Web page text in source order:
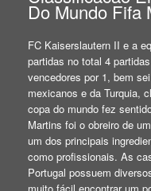
Do Mundo Fifa
FC Kaiserslautern II e a
partidas no total 4
vencedores por 1, bem
mexicanos e da Turquia,
copa do mundo fez
Martins foi o obreiro de
um dos principais
como profissionais. As
Portugal possuem
muito fácil encontrar um